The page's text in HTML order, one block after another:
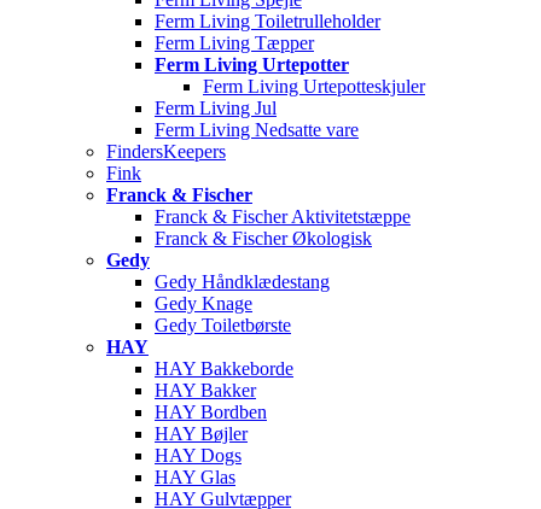
Ferm Living Toiletrulleholder
Ferm Living Tæpper
Ferm Living Urtepotter
Ferm Living Urtepotteskjuler
Ferm Living Jul
Ferm Living Nedsatte vare
FindersKeepers
Fink
Franck & Fischer
Franck & Fischer Aktivitetstæppe
Franck & Fischer Økologisk
Gedy
Gedy Håndklædestang
Gedy Knage
Gedy Toiletbørste
HAY
HAY Bakkeborde
HAY Bakker
HAY Bordben
HAY Bøjler
HAY Dogs
HAY Glas
HAY Gulvtæpper